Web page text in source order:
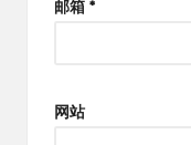
邮箱 *
网站